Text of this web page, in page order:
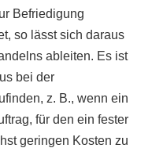
Befriedigung
so lässt sich daraus
ableiten. Es ist
bei der
z. B., wenn ein
für den ein fester
geringen Kosten zu